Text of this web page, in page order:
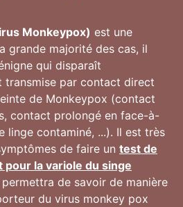
Monkeypox) est une
grande majorité des cas, il
qui disparaît
transmise par contact direct
de Monkeypox (contact
contact prolongé en face-à-
linge contaminé, ...). Il est très
de faire un test de
la variole du singe
de savoir de manière
du virus monkey pox